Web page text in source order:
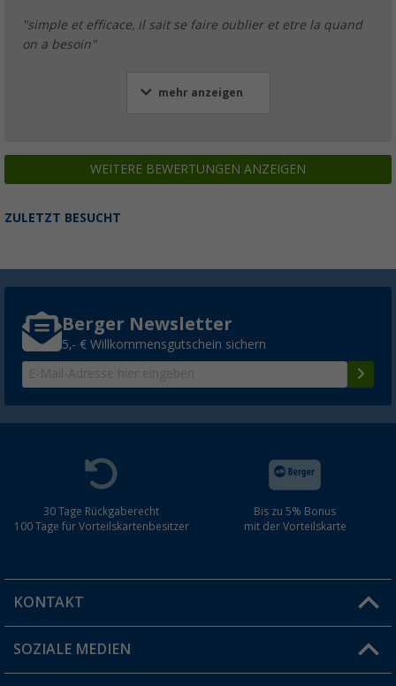
"simple et efficace, il sait se faire oublier et etre la quand
on a besoin"
mehr anzeigen
WEITERE BEWERTUNGEN ANZEIGEN
ZULETZT BESUCHT
Berger Newsletter
5,- € Willkommensgutschein sichern
30 Tage Rückgaberecht
100 Tage für Vorteilskartenbesitzer
Bis zu 5% Bonus
mit der Vorteilskarte
KONTAKT
Du hast eine Frage?
SOZIALE MEDIEN